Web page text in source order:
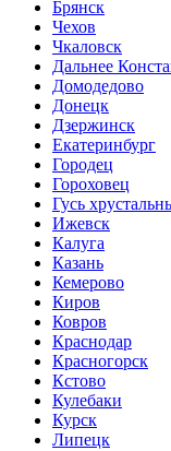
Брянск
Чехов
Чкаловск
Дальнее
Домодедово
Донецк
Дзержинск
Екатеринбург
Городец
Гороховец
Гусь
Ижевск
Калуга
Казань
Кемерово
Киров
Ковров
Краснодар
Красногорск
Кстово
Кулебаки
Курск
Липецк